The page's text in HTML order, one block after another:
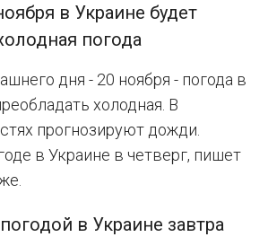
в Украине будет
погода
дня - 20 ноября - погода в
холодная. В
прогнозируют дожди.
в Украине в четверг, пишет
в Украине завтра